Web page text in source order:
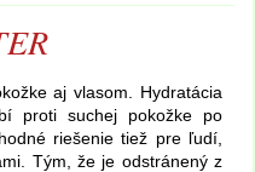
aj vlasom. Hydratácia
proti suchej pokožke po
riešenie tiež pre ľudí,
Tým, že je odstránený z